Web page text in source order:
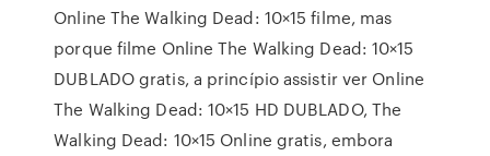
Online The Walking Dead: 10×15 filme, mas
porque filme Online The Walking Dead: 10×15
DUBLADO gratis, a princípio assistir ver Online
The Walking Dead: 10×15 HD DUBLADO, The
Walking Dead: 10×15 Online gratis, embora